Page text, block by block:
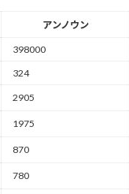
アンノウン
398000
324
2905
1975
870
780